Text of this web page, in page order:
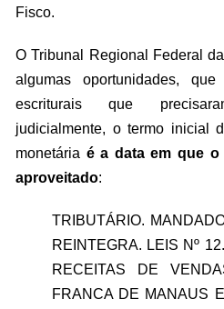
Fisco.
O Tribunal Regional Federal
algumas oportunidades,
escriturais que
judicialmente, o termo inicial
monetária é a data em que
aproveitado:
TRIBUTÁRIO.
REINTEGRA. LEIS Nº
RECEITAS DE
FRANCA DE MANAUS